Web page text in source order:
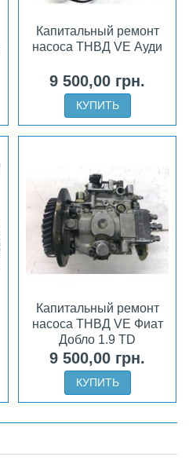
Капитальный ремонт
насоса ТНВД VE Ауди
9 500,00 грн.
КУПИТЬ
Капитальный ремонт
насоса ТНВД VE Фиат
Добло 1.9 TD
9 500,00 грн.
КУПИТЬ